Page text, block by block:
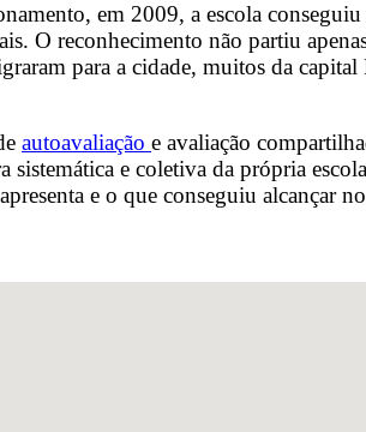
em 2009, a escola
O reconhecimento não partiu
para a cidade, muitos da
autoavaliação e avaliação
e coletiva da própria
e o que conseguiu alcançar